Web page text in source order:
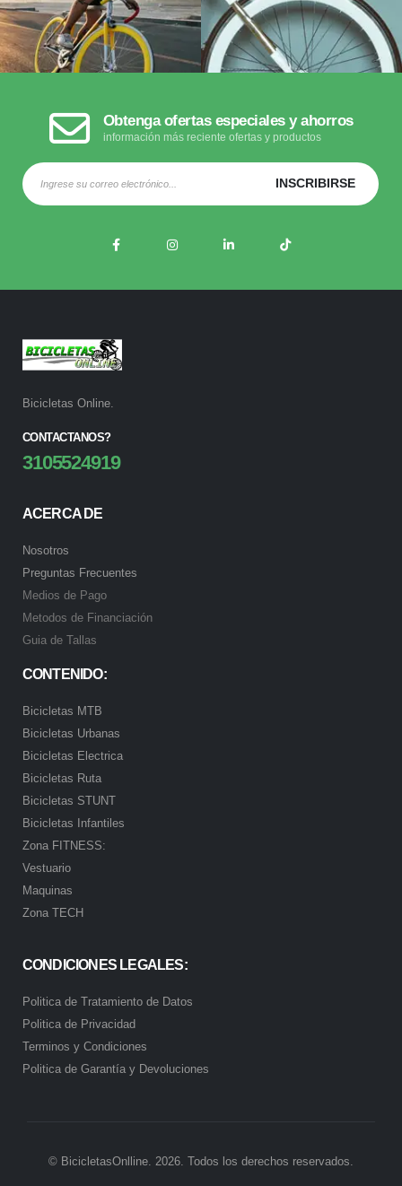
Obtenga ofertas especiales y ahorros
información más reciente ofertas y productos
Bicicletas Online.
CONTACTANOS?
3105524919
ACERCA DE
Nosotros
Preguntas Frecuentes
Medios de Pago
Metodos de Financiación
Guia de Tallas
CONTENIDO:
Bicicletas MTB
Bicicletas Urbanas
Bicicletas Electrica
Bicicletas Ruta
Bicicletas STUNT
Bicicletas Infantiles
Zona FITNESS:
Vestuario
Maquinas
Zona TECH
CONDICIONES LEGALES:
Politica de Tratamiento de Datos
Politica de Privacidad
Terminos y Condiciones
Politica de Garantía y Devoluciones
© BicicletasOnlline. 2026. Todos los derechos reservados.